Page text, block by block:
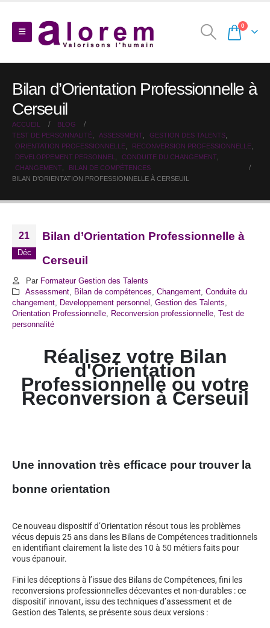
0
Bilan d’Orientation Professionnelle à
Cerseuil
ACCUEIL
BLOG
TEST DE PERSONNALITÉ
ASSESSMENT GESTION DES TALENTS
ORIENTATION PROFESSIONNELLE
RECONVERSION PROFESSIONNELLE
DEVELOPPEMENT PERSONNEL
CONDUITE DU CHANGEMENT
CHANGEMENT
BILAN DE COMPÉTENCES
BILAN D’ORIENTATION PROFESSIONNELLE À CERSEUIL
21
Déc
Bilan d’Orientation Professionnelle à
Cerseuil
Par Formateur Gestion des Talents
Assessment, Bilan de compétences Changement, Conduite du
changement
Developpement personnel Gestion des Talents
Orientation Professionnelle
Reconversion professionnelle Test de
personnalité
Réalisez votre Bilan
d'Orientation
Professionnelle ou votre
Reconversion à Cerseuil
Une innovation très efficace pour trouver la
bonne orientation
Ce nouveau dispositif d’Orientation résout tous les problèmes
vécus depuis 25 ans dans les Bilans de Compétences traditionnels
en identifiant clairement la liste des 10 à 50 métiers faits pour
vous épanouir.
Fini les déceptions à l’issue des Bilans de Compétences, fini les
reconversions professionnelles décevantes et non-durables : ce
dispositif innovant, issu des techniques d’assessment et de
Gestion des Talents, se présente sous deux versions :